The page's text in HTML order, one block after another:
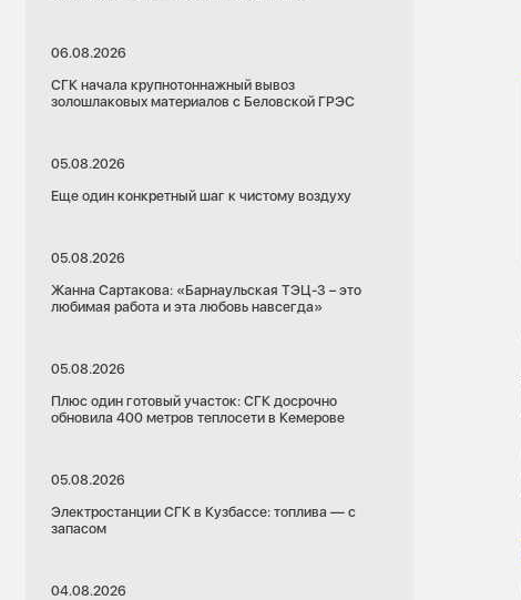
06.08.2026
СГК начала крупнотоннажный вывоз
золошлаковых материалов с Беловской ГРЭС
05.08.2026
Еще один конкретный шаг к чистому воздуху
05.08.2026
Жанна Сартакова: «Барнаульская ТЭЦ-3 – это
любимая работа и эта любовь навсегда»
05.08.2026
Плюс один готовый участок: СГК досрочно
обновила 400 метров теплосети в Кемерове
05.08.2026
Электростанции СГК в Кузбассе: топлива — с
запасом
04.08.2026